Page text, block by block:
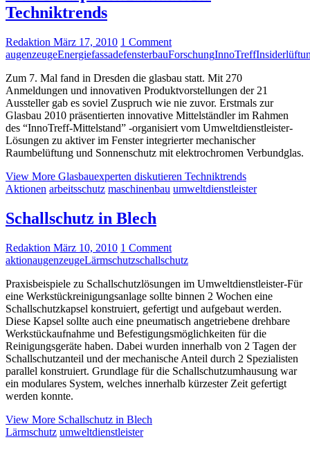
Techniktrends
Redaktion März 17, 2010 1 Comment
augenzeugeEnergiefassadefensterbauForschungInnoTreffInsider
Zum 7. Mal fand in Dresden die glasbau statt. Mit 270
Anmeldungen und innovativen Produktvorstellungen der 21
Aussteller gab es soviel Zuspruch wie nie zuvor. Erstmals zur
Glasbau 2010 präsentierten innovative Mittelständler im Rahmen
des “InnoTreff-Mittelstand” -organisiert vom Umweltdienstleister-
Lösungen zu aktiver im Fenster integrierter mechanischer
Raumbelüftung und Sonnenschutz mit elektrochromen Verbundglas.
View More Glasbauexperten diskutieren Techniktrends
Aktionen arbeitsschutz maschinenbau umweltdienstleister
Schallschutz in Blech
Redaktion März 10, 2010 1 Comment
aktionaugenzeugeLärmschutzschallschutz
Praxisbeispiele zu Schallschutzlösungen im Umweltdienstleister-Für
eine Werkstückreinigungsanlage sollte binnen 2 Wochen eine
Schallschutzkapsel konstruiert, gefertigt und aufgebaut werden.
Diese Kapsel sollte auch eine pneumatisch angetriebene drehbare
Werkstückaufnahme und Befestigungsmöglichkeiten für die
Reinigungsgeräte haben. Dabei wurden innerhalb von 2 Tagen der
Schallschutzanteil und der mechanische Anteil durch 2 Spezialisten
parallel konstruiert. Grundlage für die Schallschutzumhausung war
ein modulares System, welches innerhalb kürzester Zeit gefertigt
werden konnte.
View More Schallschutz in Blech
Lärmschutz umweltdienstleister